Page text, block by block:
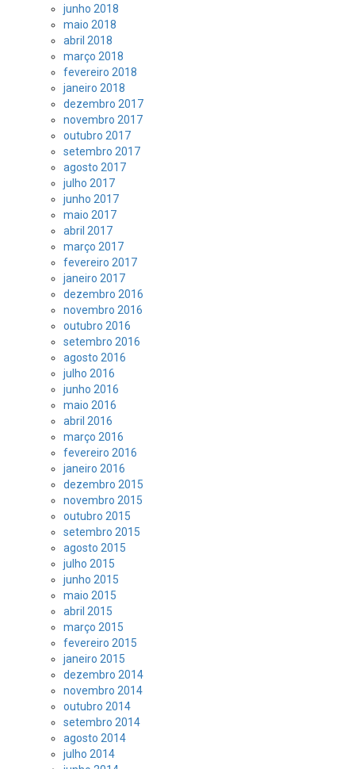
junho 2018
maio 2018
abril 2018
março 2018
fevereiro 2018
janeiro 2018
dezembro 2017
novembro 2017
outubro 2017
setembro 2017
agosto 2017
julho 2017
junho 2017
maio 2017
abril 2017
março 2017
fevereiro 2017
janeiro 2017
dezembro 2016
novembro 2016
outubro 2016
setembro 2016
agosto 2016
julho 2016
junho 2016
maio 2016
abril 2016
março 2016
fevereiro 2016
janeiro 2016
dezembro 2015
novembro 2015
outubro 2015
setembro 2015
agosto 2015
julho 2015
junho 2015
maio 2015
abril 2015
março 2015
fevereiro 2015
janeiro 2015
dezembro 2014
novembro 2014
outubro 2014
setembro 2014
agosto 2014
julho 2014